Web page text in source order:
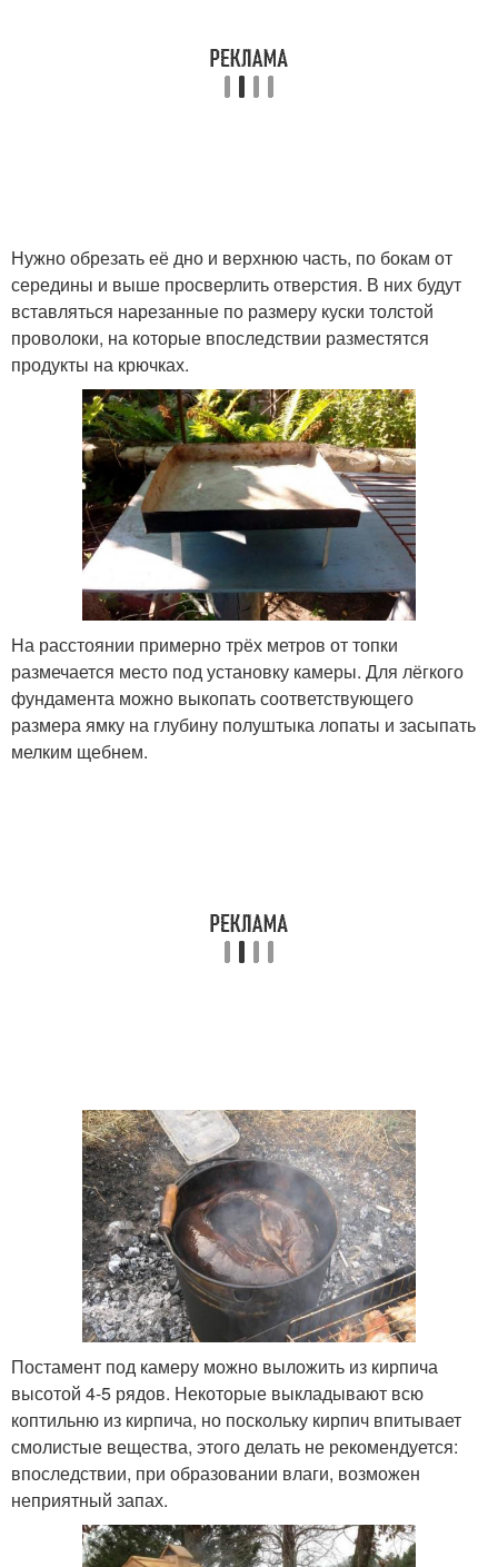
Нужно обрезать её дно и верхнюю часть, по бокам от
середины и выше просверлить отверстия. В них будут
вставляться нарезанные по размеру куски толстой
проволоки, на которые впоследствии разместятся
продукты на крючках.
На расстоянии примерно трёх метров от топки
размечается место под установку камеры. Для лёгкого
фундамента можно выкопать соответствующего
размера ямку на глубину полуштыка лопаты и засыпать
мелким щебнем.
Постамент под камеру можно выложить из кирпича
высотой 4-5 рядов. Некоторые выкладывают всю
коптильню из кирпича, но поскольку кирпич впитывает
смолистые вещества, этого делать не рекомендуется:
впоследствии, при образовании влаги, возможен
неприятный запах.